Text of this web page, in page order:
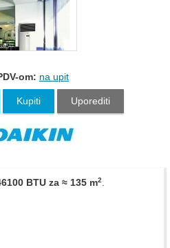
om: na upit
Kupiti Uporediti
BTU za ≈ 135 m2.